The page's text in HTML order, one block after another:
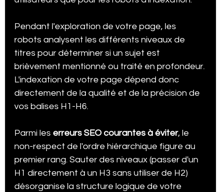
Pendant l'exploration de votre page, les
robots analysent les différents niveaux de
titres pour déterminer si un sujet est
brièvement mentionné ou traité en profondeur.
L'indexation de votre page dépend donc
directement de la qualité et de la précision de
vos balises H1-H6.
Parmi les erreurs SEO courantes à éviter, le
non-respect de l'ordre hiérarchique figure au
premier rang. Sauter des niveaux (passer d'un
H1 directement à un H3 sans utiliser de H2)
désorganise la structure logique de votre